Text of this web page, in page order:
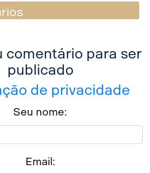
comentário para ser
publicado
de privacidade
Seu nome:
Email: